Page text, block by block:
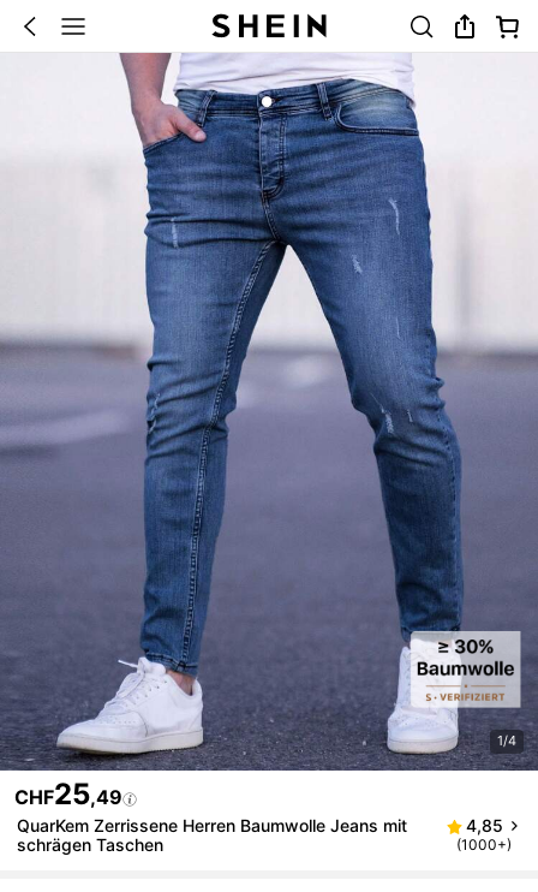
1/4
CHF25,49
QuarKem Zerrissene Herren Baumwolle Jeans mit
schrägen Taschen
4,85
(1000+)